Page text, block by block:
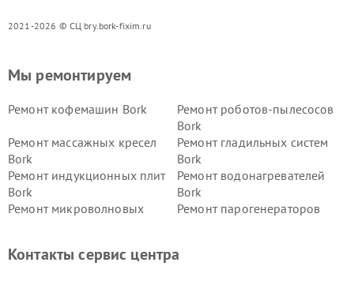
2021-2026 © СЦ bry.bork-fixim.ru
Мы ремонтируем
Ремонт кофемашин Bork
Ремонт роботов-пылесосов
Bork
Ремонт массажных кресел
Bork
Ремонт гладильных систем
Bork
Ремонт индукционных плит
Bork
Ремонт водонагревателей
Bork
Ремонт микроволновых
Ремонт парогенераторов
воздуха Bork
Контакты сервис центра